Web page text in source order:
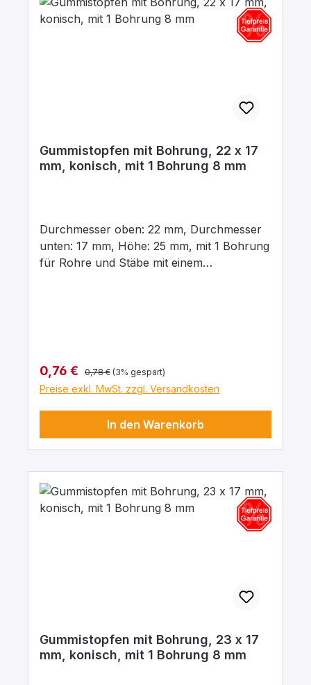
Gummistopfen mit Bohrung, 22 x 17
mm, konisch, mit 1 Bohrung 8 mm
Durchmesser oben: 22 mm, Durchmesser
unten: 17 mm, Höhe: 25 mm, mit 1 Bohrung
für Rohre und Stäbe mit einem
Verkaufspreis:
0,76 € Regulärer Preis:
0,78 € (3% gespart)
Preise exkl. MwSt. zzgl. Versandkosten
In den Warenkorb
Gummistopfen mit Bohrung, 23 x 17
mm, konisch, mit 1 Bohrung 8 mm